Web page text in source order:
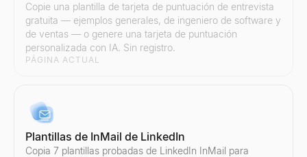
Herramienta gratuita de llamadas en frío
Genera guiones personalizados de llamadas en frío para
Explorar→
Copie una plantilla de tarjeta de puntuación de entrevista
gratuita — ejemplos generales, de ingeniero de software y
de ventas — o genere una tarjeta de puntuación
personalizada con IA. Sin registro.
PÁGINA ACTUAL
Plantillas de InMail de LinkedIn
Copia 7 plantillas probadas de LinkedIn InMail para